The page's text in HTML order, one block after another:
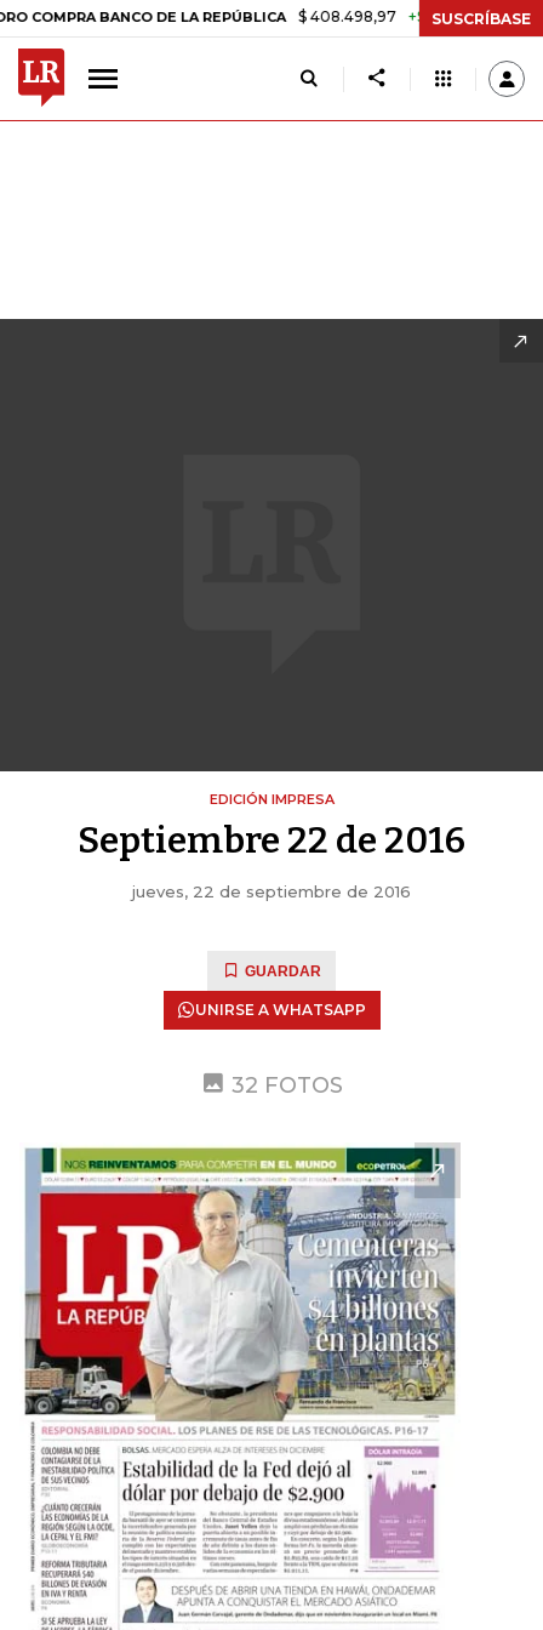
LA REPÚBLICA $ 408.498,97 +$ 8.753,81 +2,19% TASA DE
SUSCRÍBASE
EDICIÓN IMPRESA
Septiembre 22 de 2016
jueves, 22 de septiembre de 2016
GUARDAR
UNIRSE A WHATSAPP
32 FOTOS